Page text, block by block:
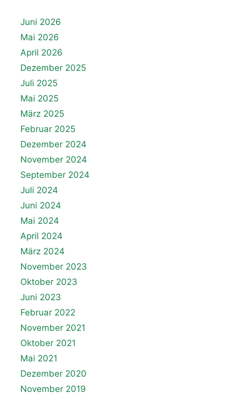
Juni 2026
Mai 2026
April 2026
Dezember 2025
Juli 2025
Mai 2025
März 2025
Februar 2025
Dezember 2024
November 2024
September 2024
Juli 2024
Juni 2024
Mai 2024
April 2024
März 2024
November 2023
Oktober 2023
Juni 2023
Februar 2022
November 2021
Oktober 2021
Mai 2021
Dezember 2020
November 2019